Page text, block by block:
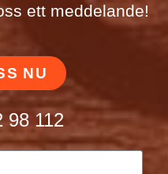
ett meddelande!
NU
98 112